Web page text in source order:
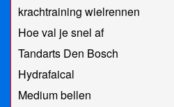
krachtraining wielrennen
Hoe val je snel af
Tandarts Den Bosch
Hydrafaical
Medium bellen